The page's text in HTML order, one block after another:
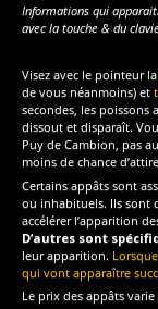
Informations qui
avec la touche & du
Visez avec le pointeur
de vous néanmoins) et
secondes, les
dissout et disparaît.
Puy de Cambion, pas
moins de chance
Certains appâts sont
ou inhabituels. Ils sont
accélérer l’apparition
D’autres sont
leur apparition.
qui vont apparaître
Le prix des appâts